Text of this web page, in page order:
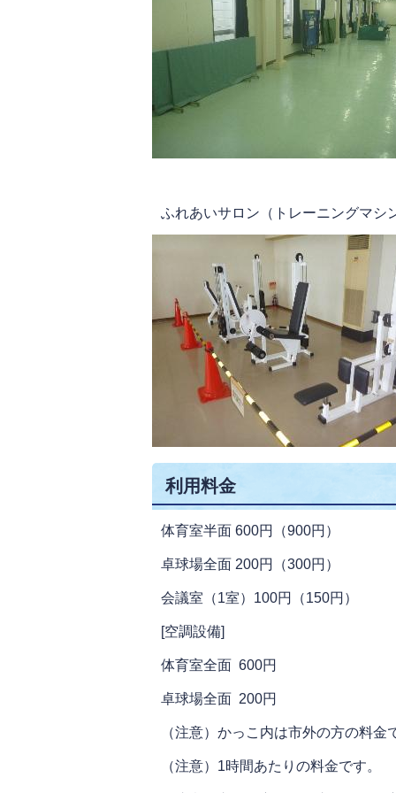
ふれあいサロン（トレーニングマシ
利用料金
体育室半面 600円（900円）
卓球場全面 200円（300円）
会議室（1室）100円（150円）
[空調設備]
体育室全面 600円
卓球場全面 200円
（注意）かっこ内は市外の方の料金
（注意）1時間あたりの料金です。